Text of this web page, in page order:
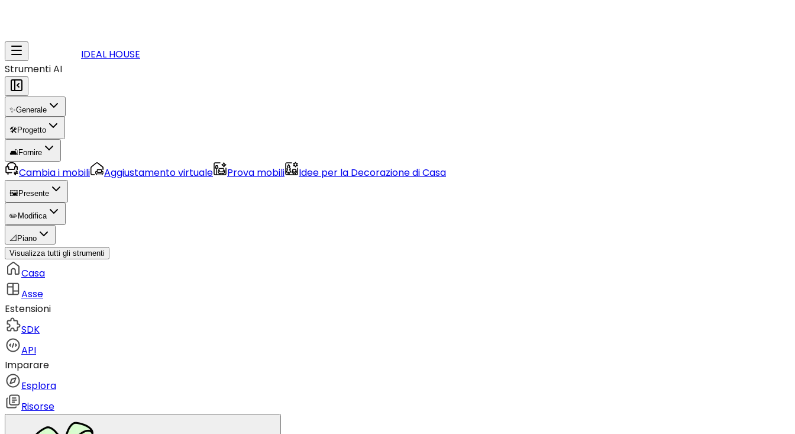
IDEAL HOUSE
Strumenti AI
✨Generale
🛠️Progetto
🛋️Fornire
Cambia i mobili Aggiustamento virtuale Prova mobili Idee per la Decorazione di Casa
🖼️ Presente
✏️ Modifica
📐 Piano
Visualizza tutti gli strumenti
Casa
Asse
Estensioni
SDK
API
Imparare
Esplora
Risorse